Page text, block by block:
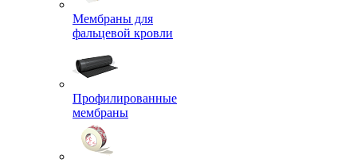
Мембраны для
фальцевой кровли
Профилированные
мембраны